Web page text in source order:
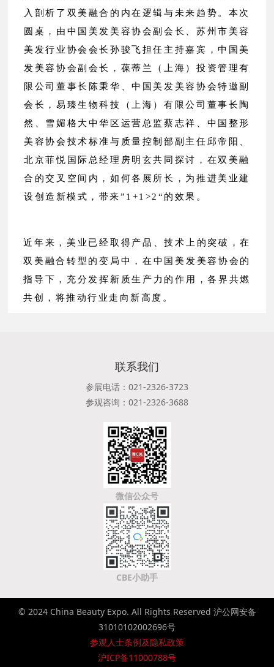
入剖析了双美融合的内在逻辑与未来趋势。本次
圆桌，由中国美发美容协会副会长、苏州市美容
美发行业协会会长孙骏飞担任主持嘉宾，中国美
发美容协会副会长，葆蒂兰（上海）投资管理有
限公司董事长陈秉华、中国美发美容协会特邀副
会长，易臻生物科技（上海）有限公司董事长陶
然、雪媚格大中华区运营总监蔡志祥、中国整形
美容协会技术标准与质量控制部副主任邱帝阳、
北京菲悦国际总经理房明玄共同探讨，在双美融
合的交叉空间内，如何各展所长，为推进美业建
设创造新模式，带来”1+1>2“的效果。
近年来，美业已经取得产品、技术上的突破，在
双美融合转型的变局中，在中国美发美容协会的
指导下，充分发挥新质生产力的作用，各界共燃
共创，将推动行业走向新高度。
联系我们
参展电话：021-2326-3723
参观咨询：021-2326-3688
微信公众号
CBE小助手
© 2024 China Beauty Expo. All Rights Reserved 沪公网安备
31010102002696号
参观人士条例及隐私政策
沪ICP备11000788号